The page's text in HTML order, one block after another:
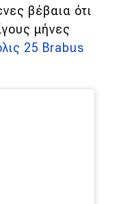
βέβαια ότι
μήνες
25 Brabus